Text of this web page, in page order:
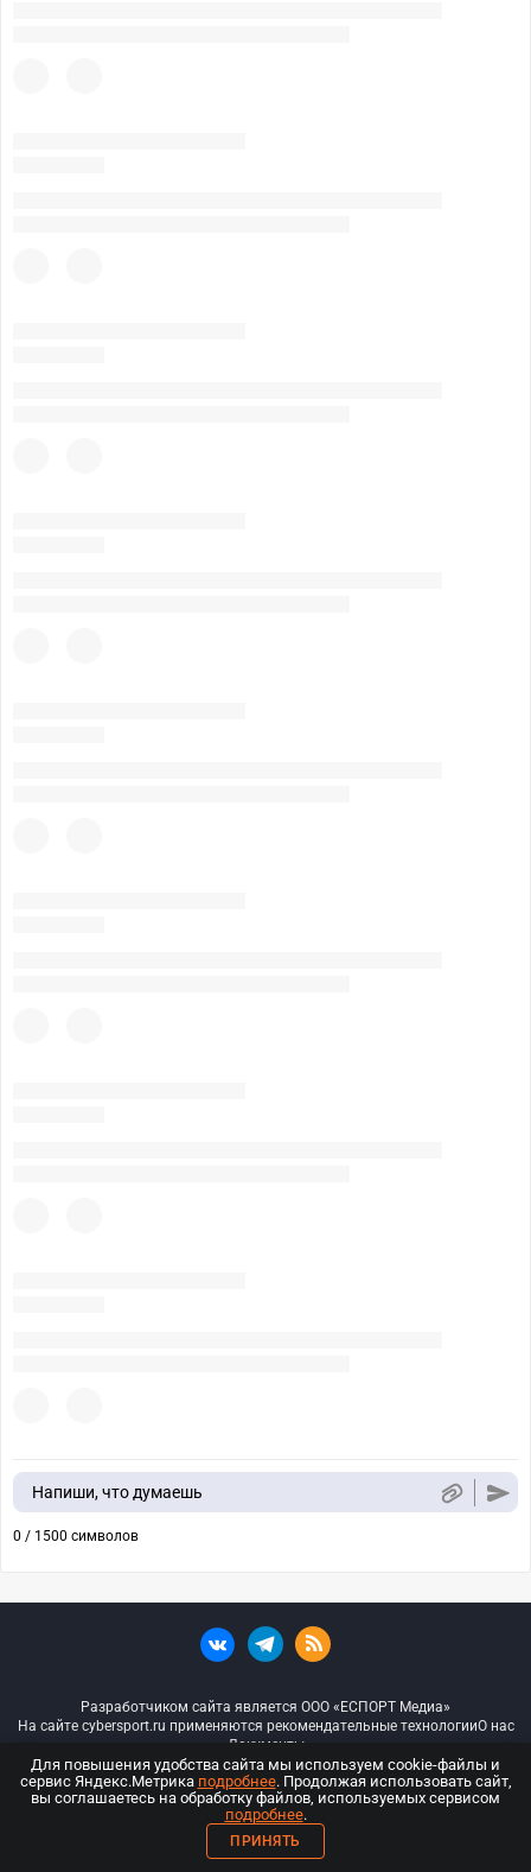
Напиши, что думаешь
0 / 1500 символов
Разработчиком сайта является ООО «ЕСПОРТ Медиа»
На сайте cybersport.ru применяются рекомендательные технологииО нас
Документы
© ООО «Киберспорт.ру» — Все права защищены
18+
ООО «Киберспорт.ру». Свидетельство о регистрации средств массовой
Для повышения удобства сайта мы используем cookie-файлы и
сервис Яндекс.Метрика подробнее. Продолжая использовать сайт,
вы соглашаетесь на обработку файлов, используемых сервисом
подробнее.
ПРИНЯТЬ